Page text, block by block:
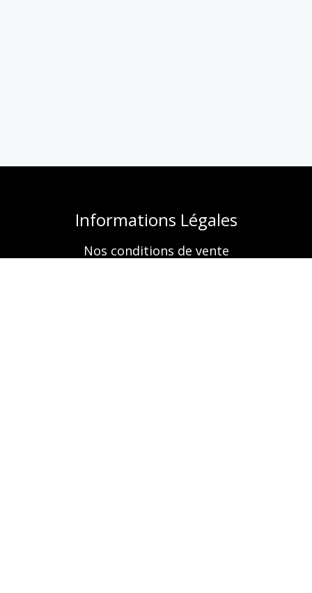
Informations Légales
Nos conditions de vente